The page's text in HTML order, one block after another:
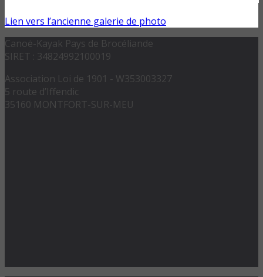
Lien vers l’ancienne galerie de photo
Canoë-Kayak Pays de Brocéliande
SIRET : 34824992100019
Association Loi de 1901 - W353003327
5 route d’Iffendic
35160 MONTFORT-SUR-MEU